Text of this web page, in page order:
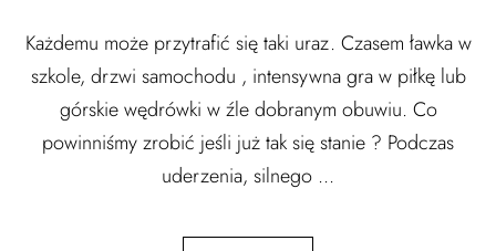
Każdemu może przytrafić się taki uraz. Czasem ławka w
szkole, drzwi samochodu , intensywna gra w piłkę lub
górskie wędrówki w źle dobranym obuwiu. Co
powinniśmy zrobić jeśli już tak się stanie ? Podczas
uderzenia, silnego ...